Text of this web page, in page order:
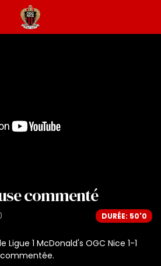
commenté
DURÉE: 50'0
Ligue 1 McDonald's OGC Nice 1-1